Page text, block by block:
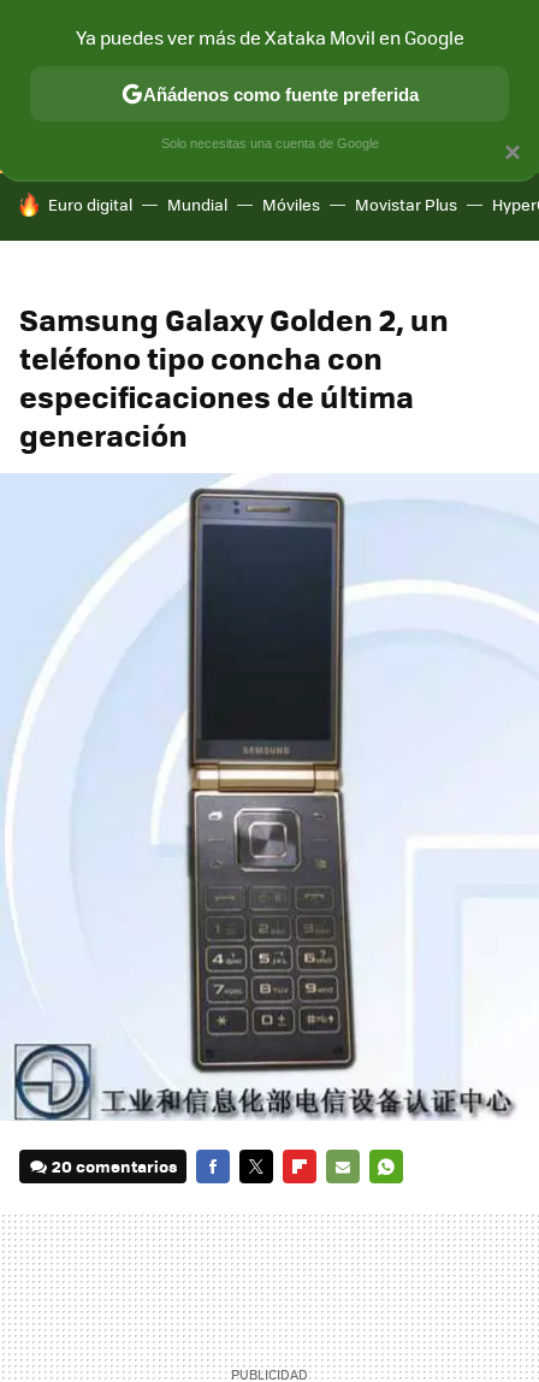
CONECTIVIDAD MÓVIL Y SOCIEDAD APLICACIONES
HOY SE HABLA DE
Euro digital Mundial Móviles Movistar Plus
Samsung Galaxy Golden 2, un
teléfono tipo concha con
especificaciones de última
generación
20 comentarios
MAIL
×
Ya puedes ver más de Xataka Movil en Google
Añádenos como fuente preferida
Solo necesitas una cuenta de Google